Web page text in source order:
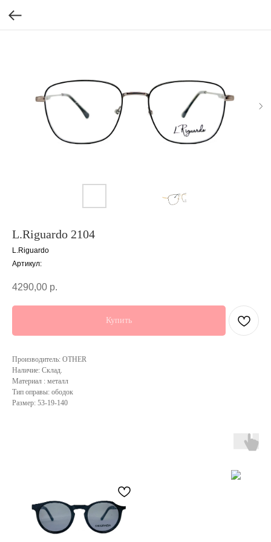
L.Riguardo 2104
L.Riguardo
Артикул:
4290,00 р.
Купить
Производитель: OTHER
Наличие: Склад.
Материал : металл
Тип оправы: ободок
Размер: 53-19-140